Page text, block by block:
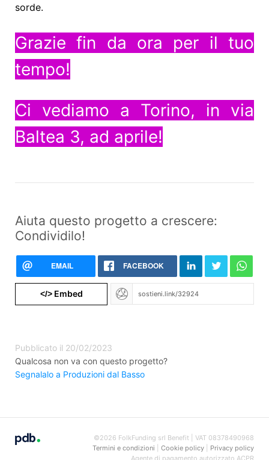
sorde.
Grazie fin da ora per il tuo
tempo!
Ci vediamo a Torino, in via
Baltea 3, ad aprile!
Aiuta questo progetto a crescere:
Condividilo!
EMAIL FACEBOOK
</>Embed
Pubblicato il 20/02/2023
Qualcosa non va con questo progetto?
Segnalalo a Produzioni dal Basso
©2026 FolkFunding srl Benefit | VAT 08378490968
Termini e condizioni
Cookie policy| Privacy policy
Agente di pagamento autorizzato ACPR